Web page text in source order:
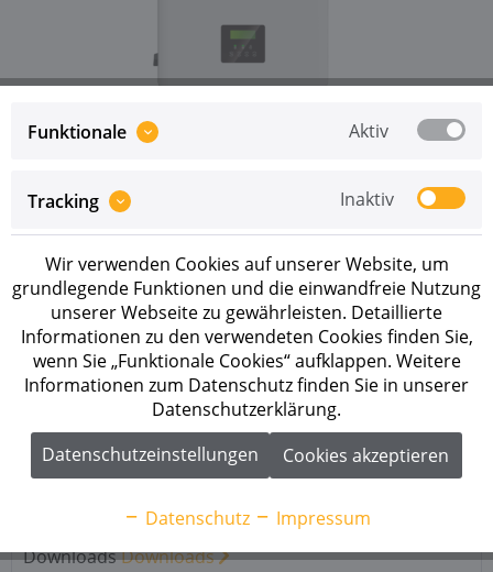
Preise sind erst nach erfolgreicher Registrierung
als
Merken
Artikel-Nr.: 1010200012
Beschreibung
Solax X3-Hybrid-4.0-P G4 Pro 4 kW
Hybridwechselrichter mit zwei Batterieanschlüssen
Der Solax...mehr
2
DownloadsDownloads
Funktionale Aktiv
Tracking Inaktiv
Wir verwenden Cookies auf unserer Website, um
grundlegende Funktionen und die einwandfreie Nutzung
unserer Webseite zu gewährleisten. Detaillierte
Informationen zu den verwendeten Cookies finden Sie,
wenn Sie „Funktionale Cookies“ aufklappen. Weitere
Informationen zum Datenschutz finden Sie in unserer
Datenschutzerklärung.
Datenschutzeinstellungen
Cookies akzeptieren
Datenschutz Impressum